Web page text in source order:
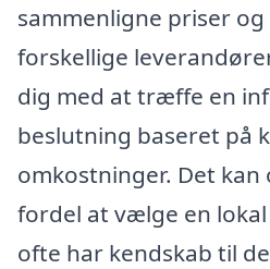
sammenligne priser og
forskellige
dig med at træffe en
beslutning baseret på
omkostninger. Det
fordel at vælge en
ofte har kendskab til